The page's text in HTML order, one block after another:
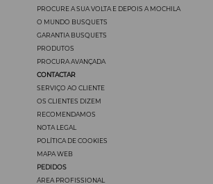
PROCURE A SUA VOLTA E DEPOIS A MOCHILA
O MUNDO BUSQUETS
GARANTIA BUSQUETS
PRODUTOS
PROCURA AVANÇADA
CONTACTAR
SERVIÇO AO CLIENTE
OS CLIENTES DIZEM
RECOMENDAMOS
NOTA LEGAL
POLÍTICA DE COOKIES
MAPA WEB
PEDIDOS
ÁREA PROFISSIONAL